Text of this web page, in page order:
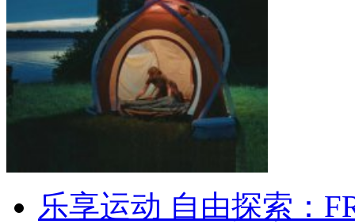
乐享运动 自由探索：